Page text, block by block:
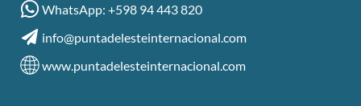
WhatsApp: +598 94 443 820
info@puntadelesteinternacional.com
www.puntadelesteinternacional.com